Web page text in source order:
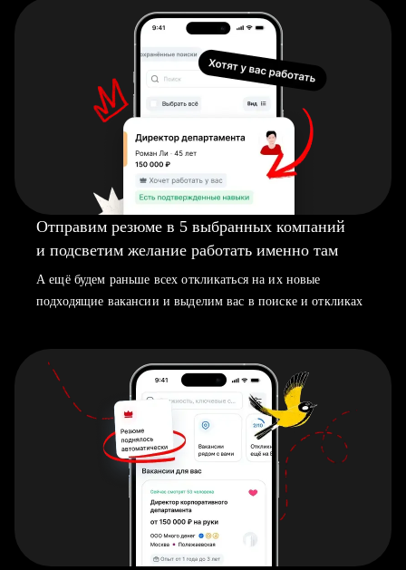
Отправим резюме в 5 выбранных компаний
и подсветим желание работать именно там
А ещё будем раньше всех откликаться на их новые
подходящие вакансии и выделим вас в поиске и откликах